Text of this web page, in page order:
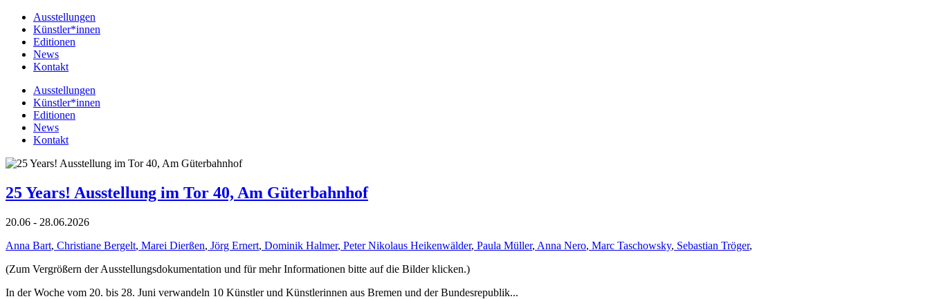
Ausstellungen
Künstler*innen
Editionen
News
Kontakt
Ausstellungen
Künstler*innen
Editionen
News
Kontakt
25 Years! Ausstellung im Tor 40, Am Güterbahnhof
20.06 - 28.06.2026
Anna Bart, Christiane Bergelt, Marei Dierßen, Jörg Ernert, Dominik Halmer, Peter Nikolaus Heikenwälder, Paula Müller, Anna Nero, Marc Taschowsky, Sebastian Tröger,
(Zum Vergrößern der Ausstellungsdokumentation und für mehr Informationen bitte auf die Bilder klicken.)
In der Woche vom 20. bis 28. Juni verwandeln 10 Künstler und Künstlerinnen aus Bremen und der Bundesrepublik...